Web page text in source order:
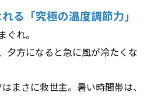
る「究極の温度調節力」
れ。
夕方になると急に風が冷たくな
まさに救世主。暑い時間帯は、